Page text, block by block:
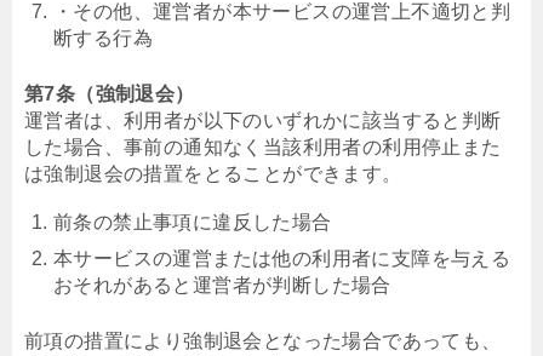
・その他、運営者が本サービスの運営上不適切と判
断する行為
第7条（強制退会）
運営者は、利用者が以下のいずれかに該当すると判断
した場合、事前の通知なく当該利用者の利用停止また
は強制退会の措置をとることができます。
前条の禁止事項に違反した場合
本サービスの運営または他の利用者に支障を与える
おそれがあると運営者が判断した場合
前項の措置により強制退会となった場合であっても、